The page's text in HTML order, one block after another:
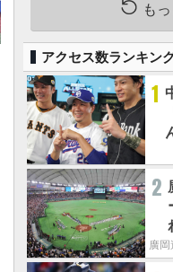
も
アクセス数ランキン
1
2
廣岡